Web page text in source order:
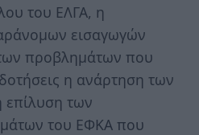
του ΕΛΓΑ, η
εισαγωγών
προβλημάτων που
η ανάρτηση των
επίλυση των
του ΕΦΚΑ που